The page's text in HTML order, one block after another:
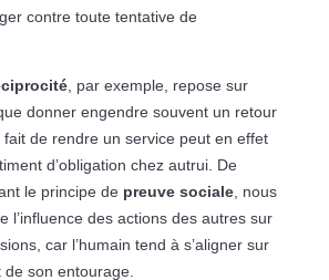
contre toute tentative de
, par exemple, repose sur
donner engendre souvent un retour
fait de rendre un service peut en effet
d’obligation chez autrui. De
le principe de preuve sociale, nous
l’influence des actions des autres sur
car l’humain tend à s’aligner sur
son entourage.